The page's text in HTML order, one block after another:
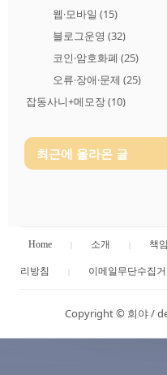
웹·모바일 (15)
블로그운영 (32)
코인·암호화폐 (25)
오류·장애·문제 (25)
잡동사니+메모장(10)
최근에 올라온 글
Home 소개 책
리방침 이메일무단수집
Copyright © 희야/